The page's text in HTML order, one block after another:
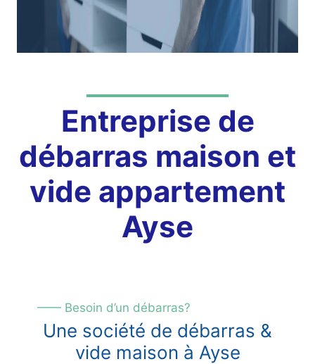
Entreprise de
débarras maison et
vide appartement
Ayse
—— Besoin d’un débarras?
Une société de débarras &
vide maison à Ayse